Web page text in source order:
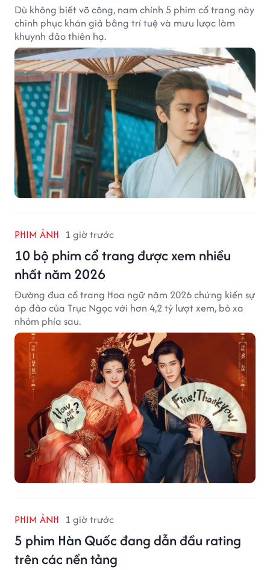
Dù không biết võ công, nam chính 5 phim cổ trang này
chinh phục khán giả bằng trí tuệ và mưu lược làm
khuynh đảo thiên hạ.
PHIM ẢNH 1 giờ trước
10 bộ phim cổ trang được xem nhiều
nhất năm 2026
Đường đua cổ trang Hoa ngữ năm 2026 chứng kiến sự
áp đảo của Trục Ngọc với hơn 4,2 tỷ lượt xem, bỏ xa
nhóm phía sau.
PHIM ẢNH 1 giờ trước
5 phim Hàn Quốc đang dẫn đầu rating
trên các nền tảng